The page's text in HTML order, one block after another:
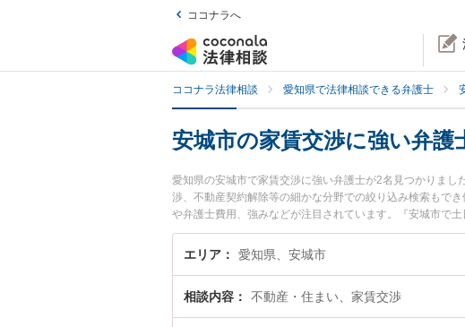
ココナラへ
ココナラ法律相談 愛知県で法律相談できる弁護士
安城市の家賃交渉に強い弁護
愛知県の安城市で家賃交渉に強い弁護士が2名見つかりま
渉、不動産契約解除等の細かな分野での絞り込み検索もで
や弁護士費用、強みなどが注目されています。『安城市で
の弁護士を検索したい』『初回相談無料で家賃交渉を法律
エリア 愛知県、安城市
相談内容 不動産・住まい、家賃交渉